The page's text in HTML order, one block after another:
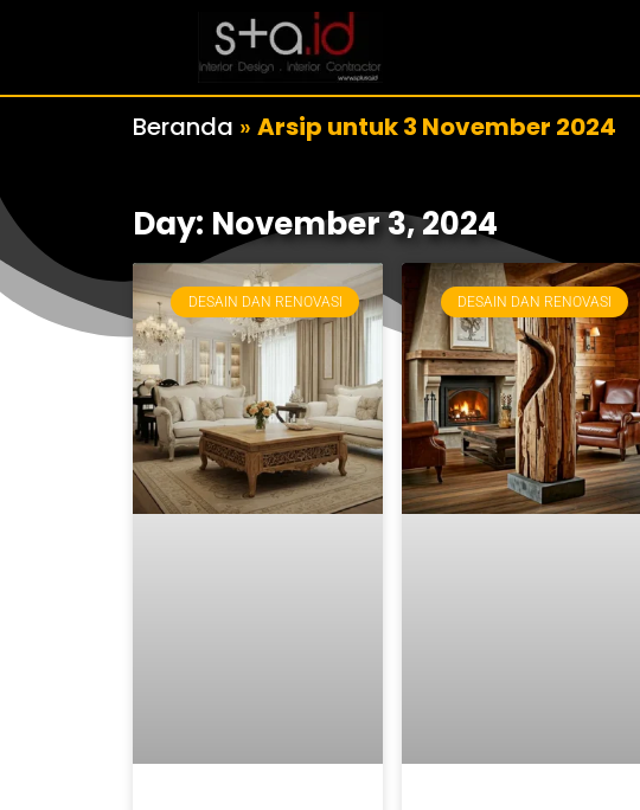
Beranda » Arsip untuk 3 November 2024
Day: November 3, 2024
DESAIN DAN RENOVASI DESAIN DAN RENOVASI